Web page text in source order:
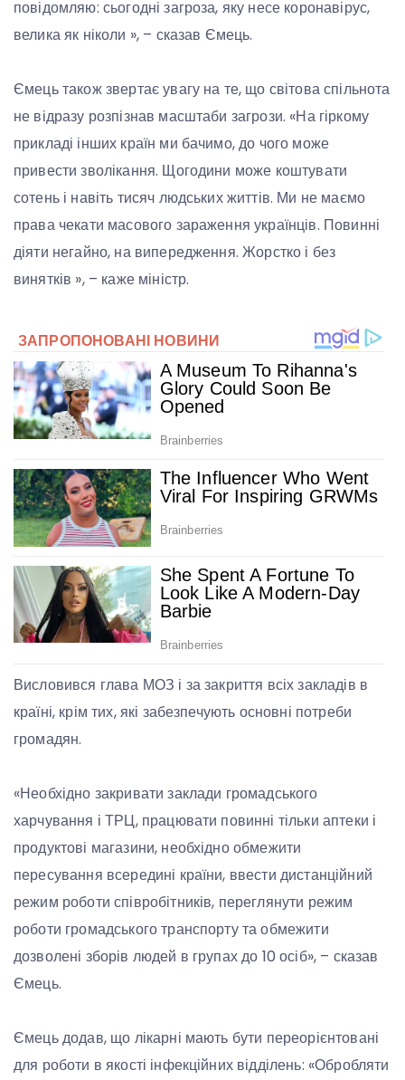
повідомляю: сьогодні загроза, яку несе коронавірус,
велика як ніколи », – сказав Ємець.
Ємець також звертає увагу на те, що світова спільнота
не відразу розпізнав масштаби загрози. «На гіркому
прикладі інших країн ми бачимо, до чого може
привести зволікання. Щогодини може коштувати
сотень і навіть тисяч людських життів. Ми не маємо
права чекати масового зараження українців. Повинні
діяти негайно, на випередження. Жорстко і без
винятків », – каже міністр.
Висловився глава МОЗ і за закриття всіх закладів в
країні, крім тих, які забезпечують основні потреби
громадян.
«Необхідно закривати заклади громадського
харчування і ТРЦ, працювати повинні тільки аптеки і
продуктові магазини, необхідно обмежити
пересування всередині країни, ввести дистанційний
режим роботи співробітників, переглянути режим
роботи громадського транспорту та обмежити
дозволені зборів людей в групах до 10 осіб», – сказав
Ємець.
Ємець додав, що лікарні мають бути переорієнтовані
для роботи в якості інфекційних відділень: «Обробляти